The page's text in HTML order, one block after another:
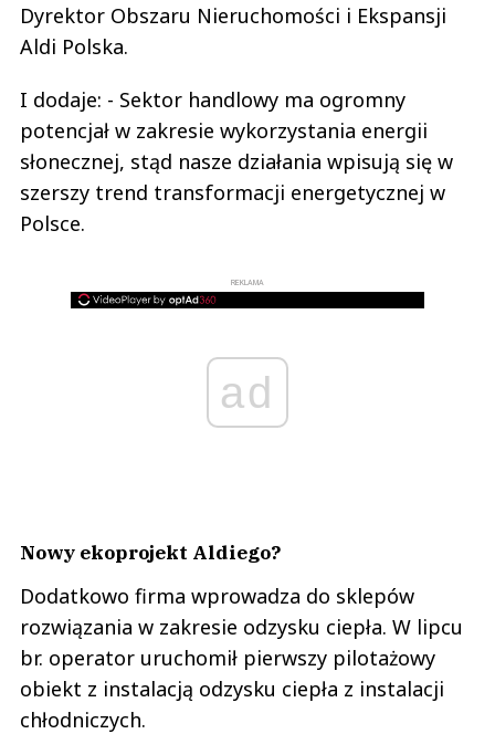
Dyrektor Obszaru Nieruchomości i Ekspansji
Aldi Polska.
I dodaje: - Sektor handlowy ma ogromny
potencjał w zakresie wykorzystania energii
słonecznej, stąd nasze działania wpisują się w
szerszy trend transformacji energetycznej w
Polsce.
REKLAMA
ad
Nowy ekoprojekt Aldiego?
Dodatkowo firma wprowadza do sklepów
rozwiązania w zakresie odzysku ciepła. W lipcu
br. operator uruchomił pierwszy pilotażowy
obiekt z instalacją odzysku ciepła z instalacji
chłodniczych.